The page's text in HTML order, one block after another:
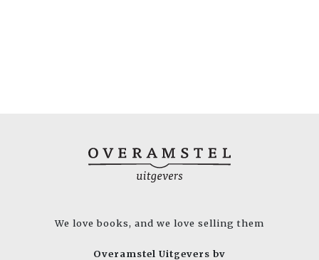
We love books, and we love selling them
Overamstel Uitgevers bv